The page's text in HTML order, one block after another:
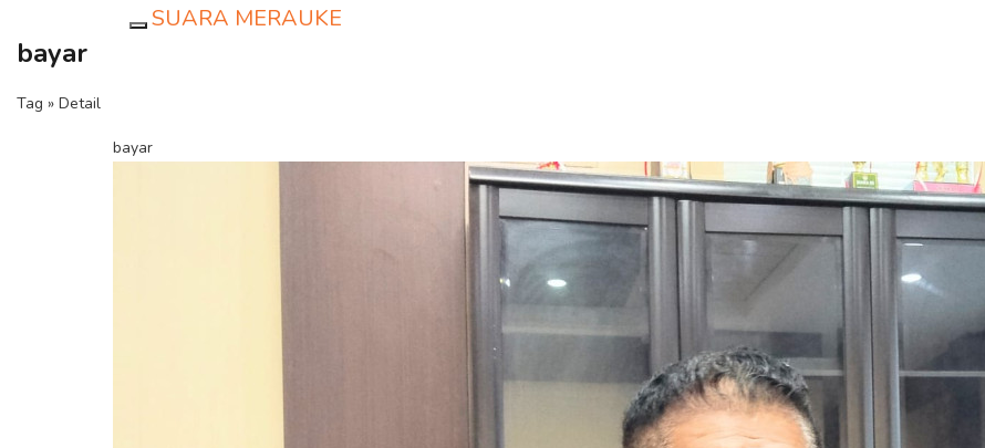
SUARA MERAUKE
bayar
Tag » Detail
bayar